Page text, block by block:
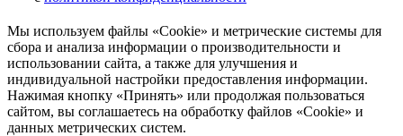
Мы используем файлы «Cookie» и метрические системы для
сбора и анализа информации о производительности и
использовании сайта, а также для улучшения и
индивидуальной настройки предоставления информации.
Нажимая кнопку «Принять» или продолжая пользоваться
сайтом, вы соглашаетесь на обработку файлов «Cookie» и
данных метрических систем.